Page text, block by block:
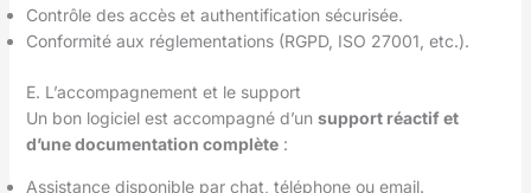
Contrôle des accès et authentification sécurisée.
Conformité aux réglementations (RGPD, ISO 27001, etc.).
E. L’accompagnement et le support
Un bon logiciel est accompagné d’un support réactif et
d’une documentation complète:
Assistance disponible par chat, téléphone ou email.